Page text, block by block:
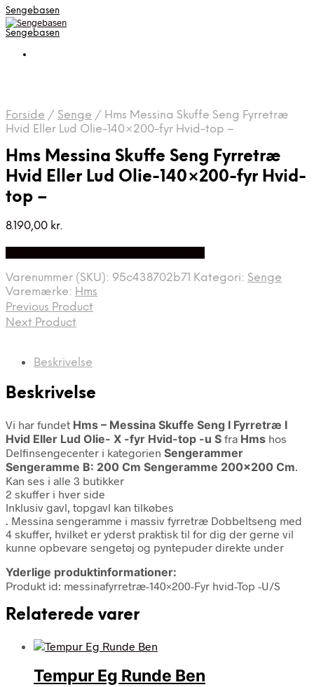
Sengebasen
Sengebasen
Forside / Senge / Hms Messina Skuffe Seng Fyrretræ
Hvid Eller Lud Olie-140×200-fyr Hvid-top –
Hms Messina Skuffe Seng Fyrretræ
Hvid Eller Lud Olie-140×200-fyr Hvid-
top –
8.190,00 kr.
Varenummer (SKU): 95c438702b71 Kategori: Senge
Varemærke: Hms
Previous Product
Next Product
Beskrivelse
Beskrivelse
Vi har fundet Hms – Messina Skuffe Seng I Fyrretræ I
Hvid Eller Lud Olie- X -fyr Hvid-top -u S fra Hms hos
Delfinsengecenter i kategorien Sengerammer
Sengeramme B: 200 Cm Sengeramme 200×200 Cm.
Kan ses i alle 3 butikker
2 skuffer i hver side
Inklusiv gavl, topgavl kan tilkøbes
. Messina sengeramme i massiv fyrretræ Dobbeltseng med
4 skuffer, hvilket er yderst praktisk til for dig der gerne vil
kunne opbevare sengetøj og pyntepuder direkte under
Yderlige produktinformationer:
Produkt id: messinafyrretræ-140×200-Fyr hvid-Top -U/S
Relaterede varer
Tempur Eg Runde Ben